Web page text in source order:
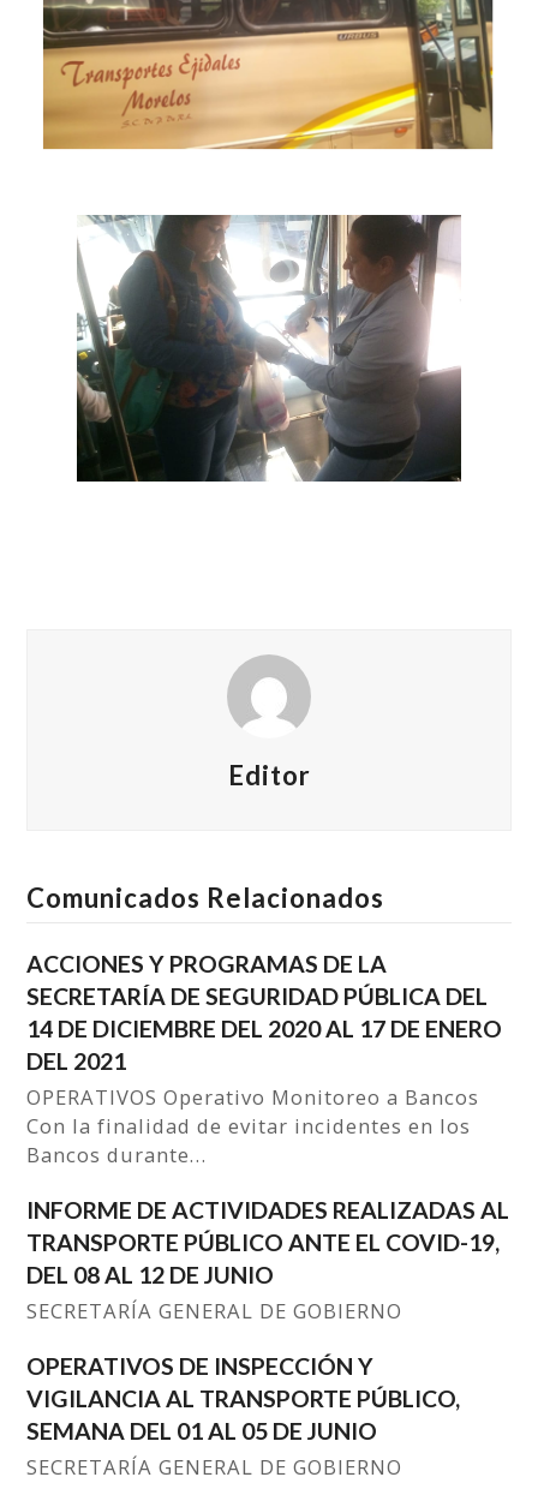
Editor
Comunicados Relacionados
ACCIONES Y PROGRAMAS DE LA
SECRETARÍA DE SEGURIDAD PÚBLICA DEL
14 DE DICIEMBRE DEL 2020 AL 17 DE ENERO
DEL 2021
OPERATIVOS Operativo Monitoreo a Bancos
Con la finalidad de evitar incidentes en los
Bancos durante…
INFORME DE ACTIVIDADES REALIZADAS AL
TRANSPORTE PÚBLICO ANTE EL COVID-19,
DEL 08 AL 12 DE JUNIO
SECRETARÍA GENERAL DE GOBIERNO
OPERATIVOS DE INSPECCIÓN Y
VIGILANCIA AL TRANSPORTE PÚBLICO,
SEMANA DEL 01 AL 05 DE JUNIO
SECRETARÍA GENERAL DE GOBIERNO